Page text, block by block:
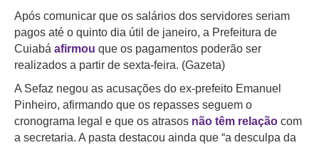
Após comunicar que os salários dos servidores seriam
pagos até o quinto dia útil de janeiro, a Prefeitura de
Cuiabá afirmou que os pagamentos poderão ser
realizados a partir de sexta-feira. (Gazeta)
A Sefaz negou as acusações do ex-prefeito Emanuel
Pinheiro, afirmando que os repasses seguem o
cronograma legal e que os atrasos não têm relação com
a secretaria. A pasta destacou ainda que “a desculpa da